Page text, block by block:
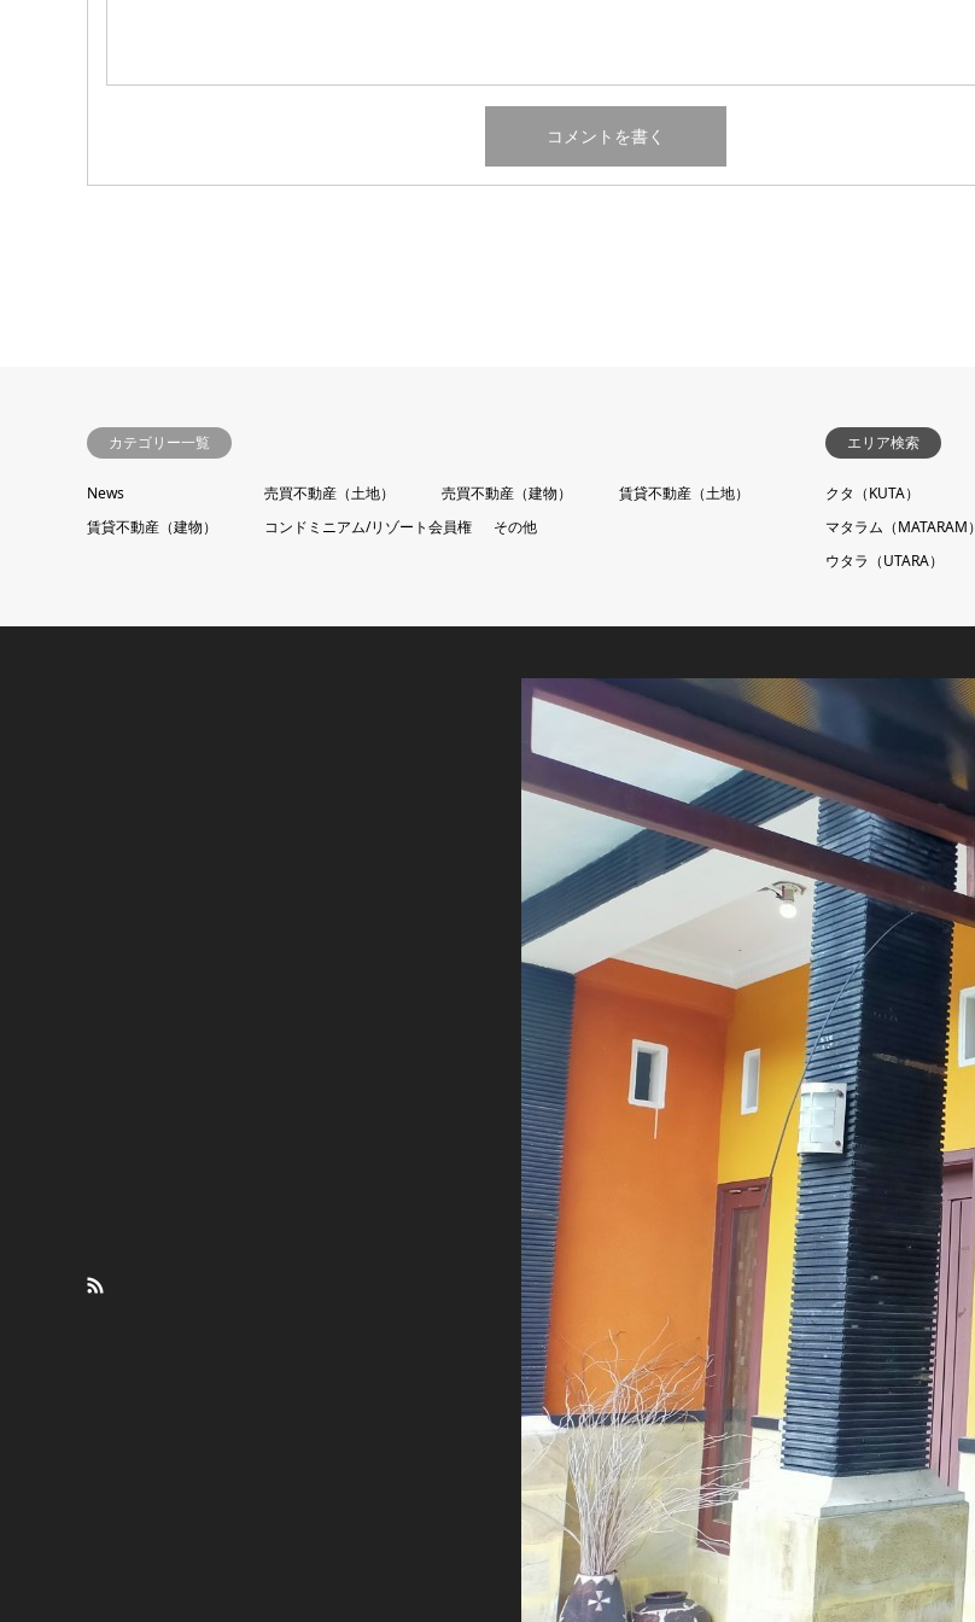
カテゴリー一覧
News 売買不動産（土地） 売買不動産（建物）
賃貸不動産（土地）
賃貸不動産（建物）
コンドミニアム/リゾート会員権 その他
エリア検索
クタ（KUTA）
マタラム（MATARAM）
ウタラ（UTARA）